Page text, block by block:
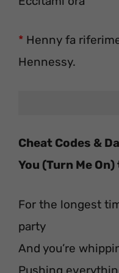
* Henny fa
Hennessy.
Cheat Codes &
You (Turn Me
For the longest
party
And you’re